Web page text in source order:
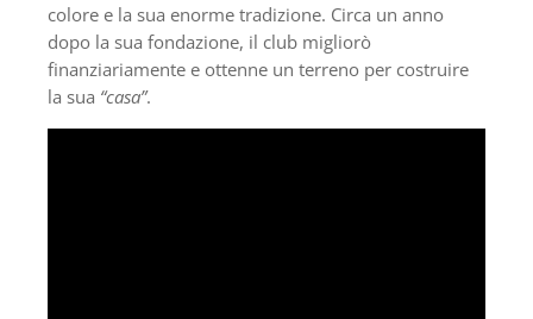
colore e la sua enorme tradizione. Circa un anno
dopo la sua fondazione, il club migliorò
finanziariamente e ottenne un terreno per costruire
la sua “casa”.